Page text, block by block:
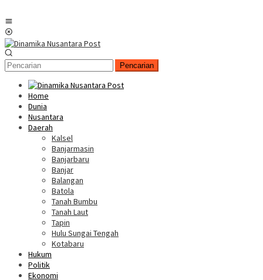
Pencarian
Home
Dunia
Nusantara
Daerah
Kalsel
Banjarmasin
Banjarbaru
Banjar
Balangan
Batola
Tanah Bumbu
Tanah Laut
Tapin
Hulu Sungai Tengah
Kotabaru
Hukum
Politik
Ekonomi